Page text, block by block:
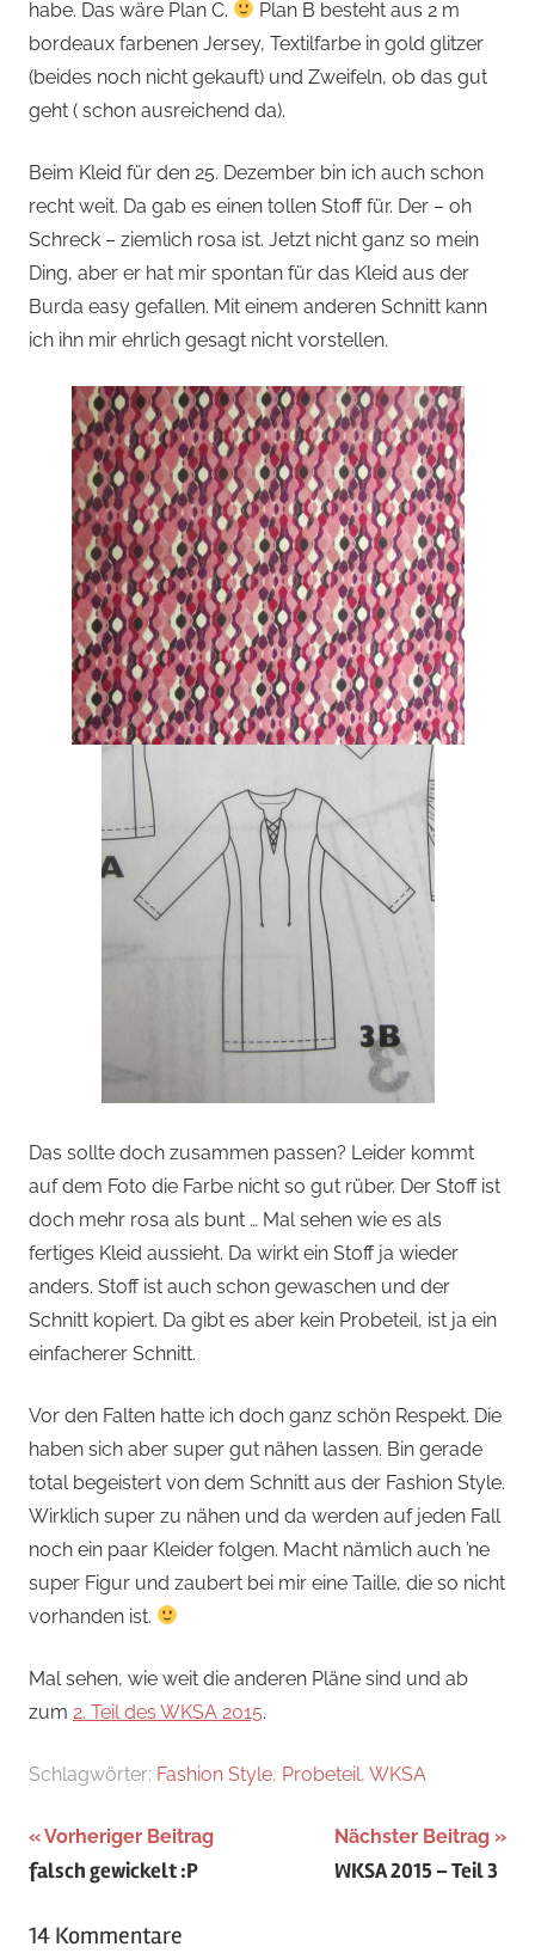
habe. Das wäre Plan C.
Plan B besteht aus 2 m
bordeaux farbenen Jersey, Textilfarbe in gold glitzer
(beides noch nicht gekauft) und Zweifeln, ob das gut
geht ( schon ausreichend da).
Beim Kleid für den 25. Dezember bin ich auch schon
recht weit. Da gab es einen tollen Stoff für. Der – oh
Schreck – ziemlich rosa ist. Jetzt nicht ganz so mein
Ding, aber er hat mir spontan für das Kleid aus der
Burda easy gefallen. Mit einem anderen Schnitt kann
ich ihn mir ehrlich gesagt nicht vorstellen.
Das sollte doch zusammen passen? Leider kommt
auf dem Foto die Farbe nicht so gut rüber. Der Stoff ist
doch mehr rosa als bunt … Mal sehen wie es als
fertiges Kleid aussieht. Da wirkt ein Stoff ja wieder
anders. Stoff ist auch schon gewaschen und der
Schnitt kopiert. Da gibt es aber kein Probeteil, ist ja ein
einfacherer Schnitt.
Vor den Falten hatte ich doch ganz schön Respekt. Die
haben sich aber super gut nähen lassen. Bin gerade
total begeistert von dem Schnitt aus der Fashion Style.
Wirklich super zu nähen und da werden auf jeden Fall
noch ein paar Kleider folgen. Macht nämlich auch ’ne
super Figur und zaubert bei mir eine Taille, die so nicht
vorhanden ist.
Mal sehen, wie weit die anderen Pläne sind und ab
zum 2. Teil des WKSA 2015.
Schlagwörter: Fashion Style, Probeteil, WKSA
Beitragsnavigation
Vorheriger Beitrag
falsch gewickelt :P
Nächster Beitrag
WKSA 2015 – Teil 3
14 Kommentare